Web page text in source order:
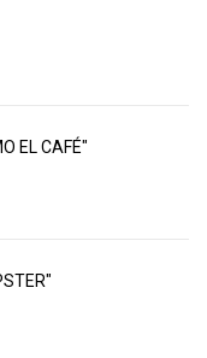
EL CAFÉ"